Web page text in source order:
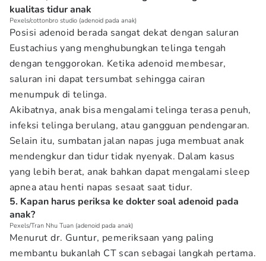
kualitas tidur anak
Pexels/cottonbro studio (adenoid pada anak)
Posisi adenoid berada sangat dekat dengan saluran
Eustachius yang menghubungkan telinga tengah
dengan tenggorokan. Ketika adenoid membesar,
saluran ini dapat tersumbat sehingga cairan
menumpuk di telinga.
Akibatnya, anak bisa mengalami telinga terasa penuh,
infeksi telinga berulang, atau gangguan pendengaran.
Selain itu, sumbatan jalan napas juga membuat anak
mendengkur dan tidur tidak nyenyak. Dalam kasus
yang lebih berat, anak bahkan dapat mengalami sleep
apnea atau henti napas sesaat saat tidur.
5. Kapan harus periksa ke dokter soal adenoid pada
anak?
Pexels/Tran Nhu Tuan (adenoid pada anak)
Menurut dr. Guntur, pemeriksaan yang paling
membantu bukanlah CT scan sebagai langkah pertama.